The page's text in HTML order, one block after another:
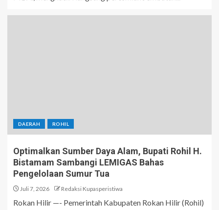
DAERAH ROHIL
Optimalkan Sumber Daya Alam, Bupati Rohil H.
Bistamam Sambangi LEMIGAS Bahas
Pengelolaan Sumur Tua
Juli 7, 2026 Redaksi Kupasperistiwa
Rokan Hilir —- Pemerintah Kabupaten Rokan Hilir (Rohil)